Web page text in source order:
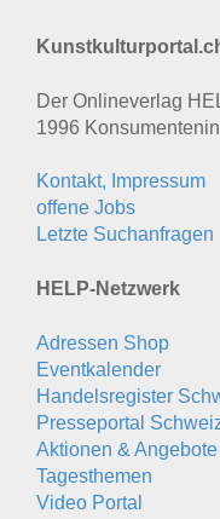
Der Onlineverlag
1996
Kontakt, Impressum
offene Jobs
Letzte Suchanfragen
HELP-Netzwerk
Adressen Shop
Eventkalender
Handelsregister
Presseportal
Aktionen & Angebote
Tagesthemen
Video Portal